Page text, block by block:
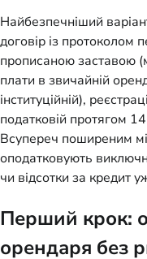
Найбезпечніший
договір із протоколом
прописаною заставою
плати в звичайній
інституційній),
податковій протягом
Всупереч поширеним
оподатковують
чи відсотки за кредит
Перший крок:
орендаря без